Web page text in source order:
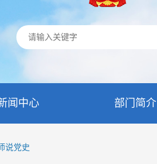
闻中心 部门简介
说党史